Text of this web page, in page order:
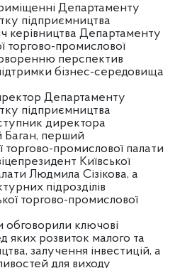
Департаменту
підприємництва
керівництва Департаменту
торгово-промислової
перспектив
бізнес-середовища
Департаменту
підприємництва
директора
Баган, перший
торгово-промислової палати
Київської
Людмила Сізікова, а
підрозділів
торгово-промислової
обговорили ключові
яких розвиток малого та
залучення інвестицій, а
для виходу